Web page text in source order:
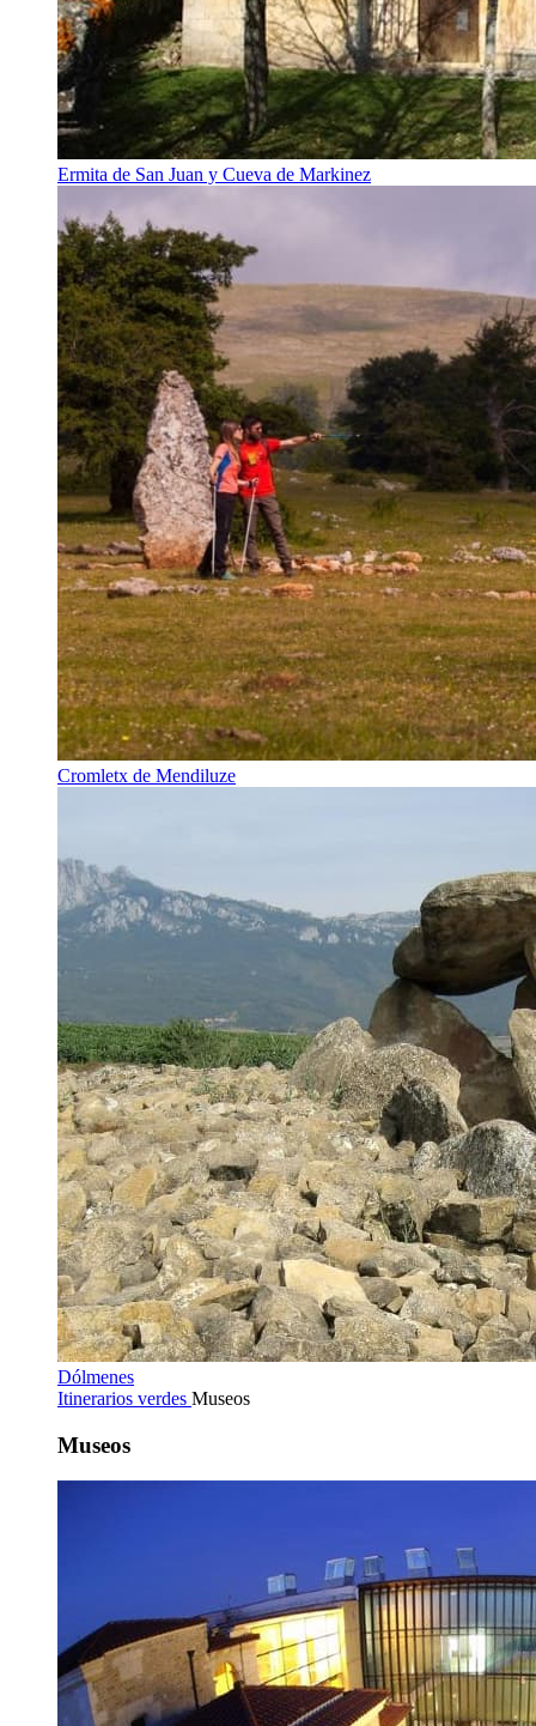
Ermita de San Juan y Cueva de Markinez
Cromletx de Mendiluze
Dólmenes
Itinerarios verdes Museos
Museos